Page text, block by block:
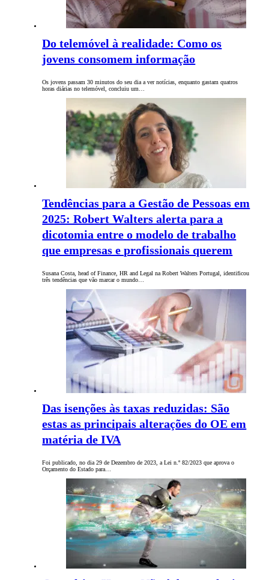
Do telemóvel à realidade: Como os
jovens consomem informação
Os jovens passam 30 minutos do seu dia a ver notícias, enquanto gastam quatros
horas diárias no telemóvel, concluiu um…
Tendências para a Gestão de Pessoas em
2025: Robert Walters alerta para a
dicotomia entre o modelo de trabalho
que empresas e profissionais querem
Susana Costa, head of Finance, HR and Legal na Robert Walters Portugal, identificou
três tendências que vão marcar o mundo…
Das isenções às taxas reduzidas: São
estas as principais alterações do OE em
matéria de IVA
Foi publicado, no dia 29 de Dezembro de 2023, a Lei n.º 82/2023 que aprova o
Orçamento do Estado para…